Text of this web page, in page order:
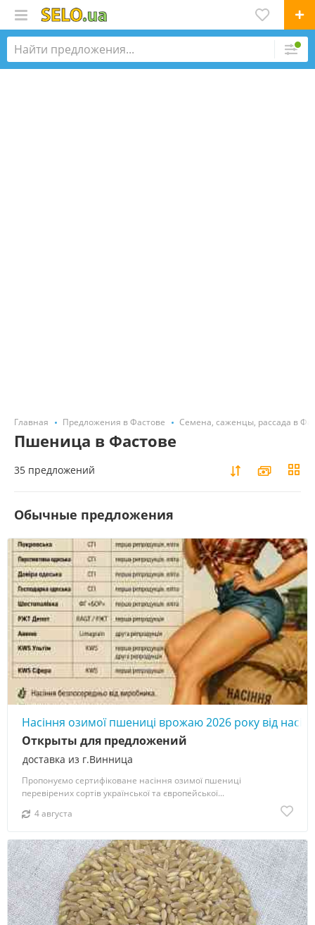
Главная Предложения в Фастове Семена, саженцы, рассада в
Пшеница в Фастове
35 предложений
Обычные предложения
Насіння озимої пшениці врожаю 2026 року від
доставка из г.Винница
Открыты для предложений
Пропонуємо сертифіковане насіння озимої пшениці
перевірених сортів української та європейської...
4 августа